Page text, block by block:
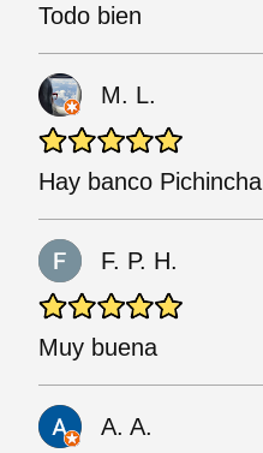
Todo bien
M. L.
Hay banco Pichincha
F. P. H.
Muy buena
A. A.